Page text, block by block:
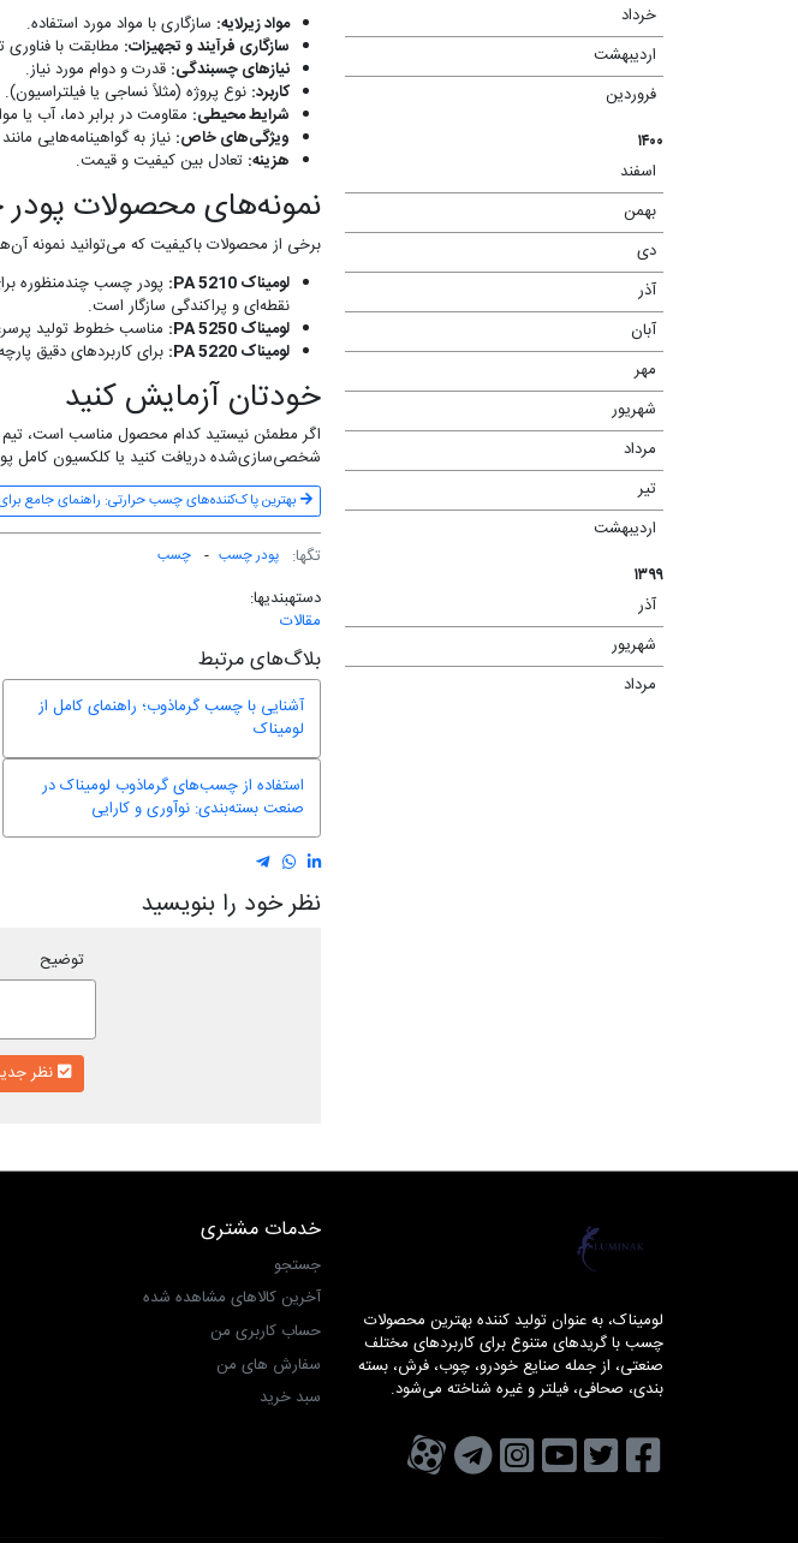
خرداد
اردیبهشت
فروردین
۱۴۰۰
اسفند
بهمن
دی
آذر
آبان
مهر
شهریور
مرداد
تیر
اردیبهشت
۱۳۹۹
آذر
شهریور
مرداد
مواد زیرلایه: سازگاری با مواد مورد استفاده.
سازگاری فرآیند و تجهیزات: مطابقت با فناوری
نیازهای چسبندگی: قدرت و دوام مورد نیاز.
کاربرد: نوع پروژه (مثلاً نساجی یا فیلتراسیون).
شرایط محیطی: مقاومت در برابر دما، آب یا
ویژگی‌های خاص: نیاز به گواهینامه‌هایی مانند OEKO-TEX.
هزینه: تعادل بین کیفیت و قیمت.
نمونه‌های محصولات
برخی از محصولات باکیفیت که می‌توانید نمونه
لومیناک PA 5210:
نقطه‌ای و پراکندگی سازگار است.
لومیناک PA 5250:
مناسب خطوط تولید پرسرعت با نرخ جریان بالا (270 گرم
لومیناک PA 5220:
برای کاربردهای دقیق پارچه
خودتان آزمایش کنید
اگر مطمئن نیستید کدام محصول مناسب است، تیم
شخصی‌سازی‌شده دریافت کنید یا کلکسیون کامل
بهترین پاک‌کننده‌های چسب حرارتی: راهنمای جامع
تگ‎ها: پودر چسب چسب
دسته‎بندی‎ها:
مقالات
بلاگ‌های مرتبط
آشنایی با چسب گرماذوب؛ راهنمای کامل از
لومیناک
استفاده از چسب‌های گرماذوب لومیناک در
صنعت بسته‌بندی: نوآوری و کارایی
نظر خود را بنویسید
توضیح
نظر
لومیناک
لومیناک، به عنوان تولید کننده بهترین محصولات
چسب با گریدهای متنوع برای کاربردهای مختلف
صنعتی، از جمله صنایع خودرو، چوب، فرش، بسته
بندی، صحافی، فیلتر و غیره شناخته می‌شود.
فیسبوک
تویتریوتیوب
صفحه اینستاگرام
کانال تلگرام
کانال آپارات
خدمات مشتری
جستجو
آخرین کالاهای مشاهده شده
حساب کاربری من
سفارش های من‎
سبد خرید